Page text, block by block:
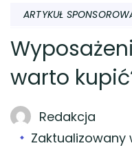
ARTYKUŁ
warto
Redakcja
Zaktualizowany